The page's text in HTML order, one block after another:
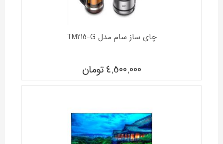
چای ساز سام مدل TM215-G
4,500,000 تومان